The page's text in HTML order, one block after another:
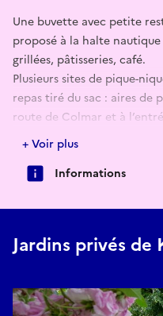
Une buvette avec petite
proposé à la halte nautique
grillées, pâtisseries, café.
Plusieurs sites de pique-
repas tiré du sac : aires de
route de Colmar et à
Biesheim et au bout de la
Les jardins peuvent être
respecter les lieux.
+ Voir plus
Informations
Jardins privés de